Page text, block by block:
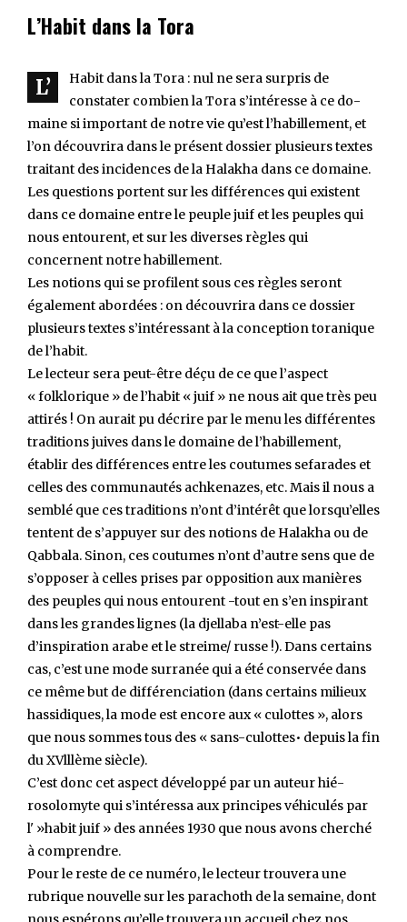
L’Habit dans la Tora
L’
Habit dans la Tora : nul ne sera surpris de
constater combien la Tora s’intéresse à ce do­
maine si important de notre vie qu’est l’habille­ment, et
l’on découvrira dans le présent dossier plu­sieurs textes
traitant des incidences de la Halakha dans ce domaine.
Les questions portent sur les dif­férences qui existent
dans ce domaine entre le peu­ple juif et les peuples qui
nous entourent, et sur les diverses règles qui
concernent notre habillement.
Les notions qui se profilent sous ces règles seront
également abordées : on découvrira dans ce dossier
plusieurs textes s’intéressant à la conception torani­que
de l’habit.
Le lecteur sera peut-être déçu de ce que l’aspect
« folklorique » de l’habit « juif » ne nous ait que très peu
attirés ! On aurait pu décrire par le menu les diffé­rentes
traditions juives dans le domaine de l’habille­ment,
établir des différences entre les coutumes se­farades et
celles des communautés achkenazes, etc. Mais il nous a
semblé que ces traditions n’ont d’inté­rêt que lorsqu’elles
tentent de s’appuyer sur des no­tions de Halakha ou de
Qabbala. Sinon, ces coutu­mes n’ont d’autre sens que de
s’opposer à celles prises par opposition aux manières
des peuples qui nous entourent -tout en s’en inspirant
dans les grandes lignes (la djellaba n’est-elle pas
d’inspiration arabe et le streime/ russe !). Dans certains
cas, c’est une mode surranée qui a été conservée dans
ce même but de différenciation (dans certains milieux
hassidiques, la mode est encore aux « culottes », alors
que nous sommes tous des « sans-culottes• depuis la fin
du XVlllème siècle).
C’est donc cet aspect développé par un auteur hié­
rosolomyte qui s’intéressa aux principes véhiculés par
l' »habit juif » des années 1930 que nous avons cherché
à comprendre.
Pour le reste de ce numéro, le lecteur trouvera une
rubrique nouvelle sur les parachoth de la semaine, dont